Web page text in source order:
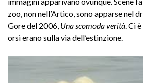
zoo, non nell’Artico, sono apparse nel
Gore del 2006, Una scomoda verità . Ci
orsi erano sulla via dell’estinzione.